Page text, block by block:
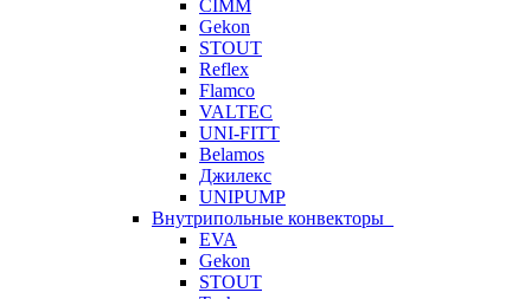
CIMM
Gekon
STOUT
Reflex
Flamco
VALTEC
UNI-FITT
Belamos
Джилекс
UNIPUMP
Внутрипольные конвекторы
EVA
Gekon
STOUT